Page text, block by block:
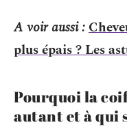
A voir aussi :
plus épais ? Les
Pourquoi la
autant et à qui